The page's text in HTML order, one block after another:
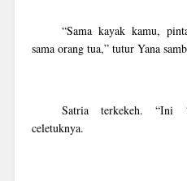
“Sama kayak kamu,
sama orang tua,” tutur Yana
Satria terkekeh. “Ini
celetuknya.